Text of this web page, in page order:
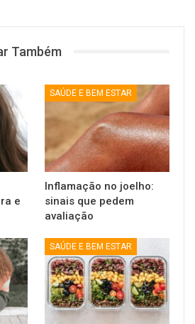
Também
e
SAÚDE E BEM ESTAR
Inflamação no joelho:
sinais que pedem
avaliação
SAÚDE E BEM ESTAR